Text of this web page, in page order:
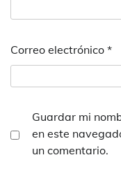
Correo electrónico *
Guardar mi
en este
un comentario.